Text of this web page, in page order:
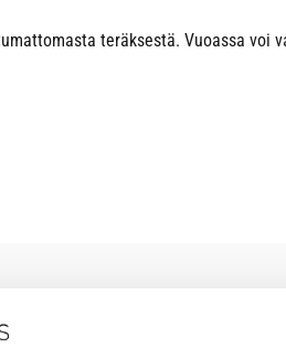
teräksestä. Vuoassa